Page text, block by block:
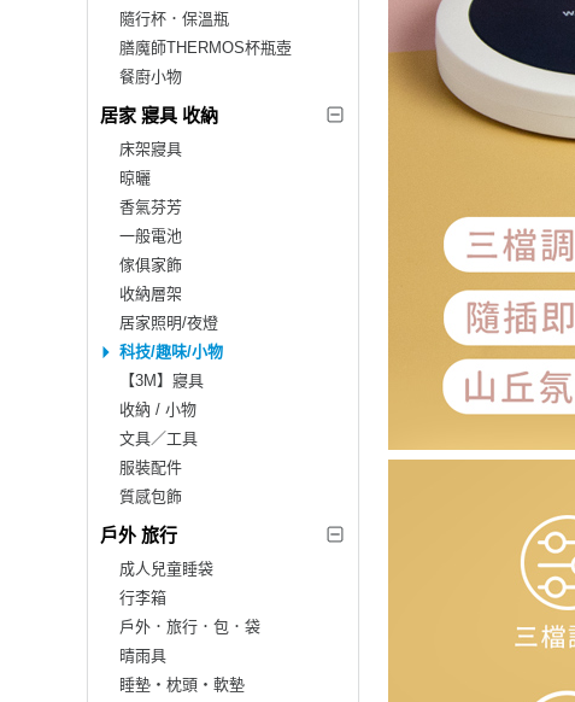
隨行杯．保溫瓶
膳魔師THERMOS杯瓶壺
餐廚小物
居家 寢具 收納
床架寢具
晾曬
香氣芬芳
一般電池
傢俱家飾
收納層架
居家照明/夜燈
科技/趣味/小物
【3M】寢具
收納 / 小物
文具／工具
服裝配件
質感包飾
戶外 旅行
成人兒童睡袋
行李箱
戶外．旅行．包．袋
晴雨具
睡墊‧枕頭‧軟墊